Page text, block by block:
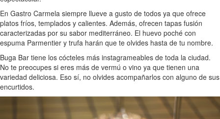
En Gastro Carmela siempre llueve a gusto de todos ya que ofrece
platos fríos, templados y calientes. Además, ofrecen tapas fusión
caracterizadas por su sabor mediterráneo. El huevo poché con
espuma Parmentier y trufa harán que te olvides hasta de tu nombre.
Buga Bar tiene los cócteles más instagrameables de toda la ciudad.
No te preocupes si eres más de vermú o vino ya que tienen una
variedad deliciosa. Eso sí, no olvides acompañarlos con alguno de sus
encurtidos.